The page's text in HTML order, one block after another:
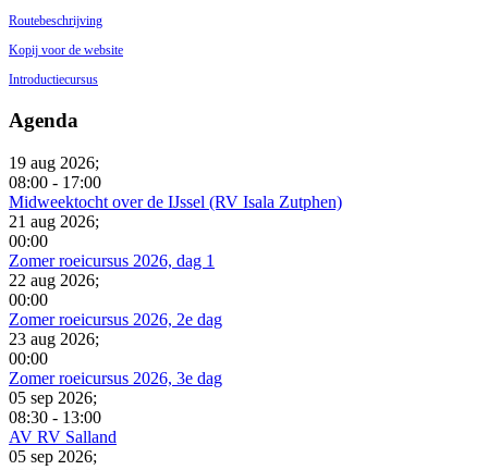
Routebeschrijving
Kopij voor de website
Introductiecursus
Agenda
19 aug 2026;
08:00 - 17:00
Midweektocht over de IJssel (RV Isala Zutphen)
21 aug 2026;
00:00
Zomer roeicursus 2026, dag 1
22 aug 2026;
00:00
Zomer roeicursus 2026, 2e dag
23 aug 2026;
00:00
Zomer roeicursus 2026, 3e dag
05 sep 2026;
08:30 - 13:00
AV RV Salland
05 sep 2026;